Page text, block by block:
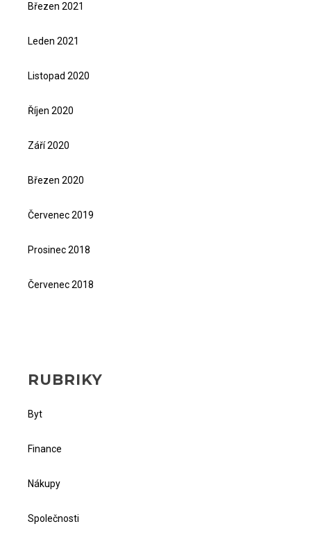
Březen 2021
Leden 2021
Listopad 2020
Říjen 2020
Září 2020
Březen 2020
Červenec 2019
Prosinec 2018
Červenec 2018
RUBRIKY
Byt
Finance
Nákupy
Společnosti